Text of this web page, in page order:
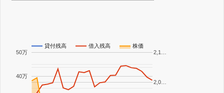
貸付残高 借入残高 株価
40万
50万
2,0…
2,1…